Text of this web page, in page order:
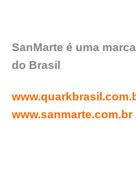
SanMarte é uma
do Brasil
www.sanmarte.com.br